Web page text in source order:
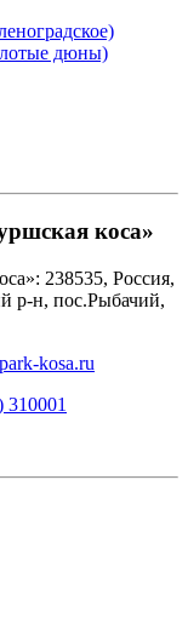
дюны)
коса»
238535, Россия,
р-н, пос.Рыбачий,
kosa.ru
310001